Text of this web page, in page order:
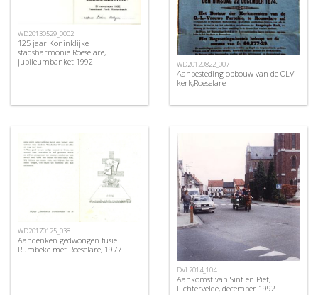
WD20130529_0002
125 jaar Koninklijke
stadsharmonie Roeselare,
jubileumbanket 1992
WD20120822_007
Aanbesteding opbouw van de OLV
kerk,Roeselare
WD20170125_038
Aandenken gedwongen fusie
Rumbeke met Roeselare, 1977
DVL2014_104
Aankomst van Sint en Piet,
Lichtervelde, december 1992